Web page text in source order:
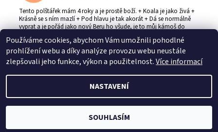
Vložením hodnocení souhlasíte spodmínkami
ochrany osobních údajů
Tento polštářek mám 4 roky a je prostě boží. + Koala je jako živá +
Krásně se s ním mazlí + Pod hlavu je tak akorát + Dá se normálně
vyprat a je pořád jako nový Beru ho všude, je to můj kámoš do
2026 © Jahu.cz, všechna práva vyhrazena
Vytvořil Shoptet
Používáme cookies, abychom Vám umožnili pohodlné
prohlížení webu a díky analýze provozu webu neustále
zlepšovali jeho funkce, výkon a použitelnost.Více informací
NASTAVENÍ
SOUHLASÍM